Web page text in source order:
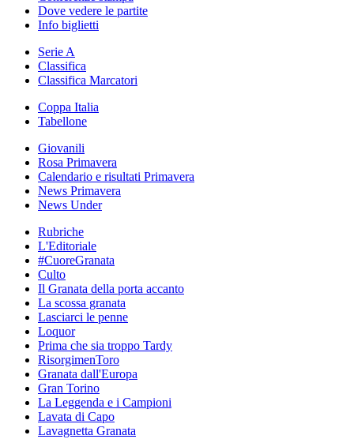
Dove vedere le partite
Info biglietti
Serie A
Classifica
Classifica Marcatori
Coppa Italia
Tabellone
Giovanili
Rosa Primavera
Calendario e risultati Primavera
News Primavera
News Under
Rubriche
L'Editoriale
#CuoreGranata
Culto
Il Granata della porta accanto
La scossa granata
Lasciarci le penne
Loquor
Prima che sia troppo Tardy
RisorgimenToro
Granata dall'Europa
Gran Torino
La Leggenda e i Campioni
Lavata di Capo
Lavagnetta Granata